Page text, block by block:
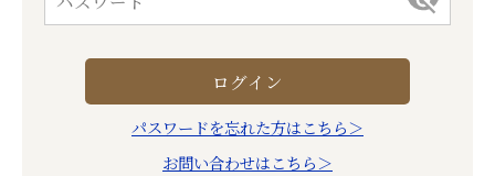
パスワードを忘れた方はこちら＞
お問い合わせはこちら＞